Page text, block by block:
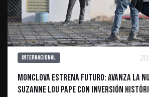
Internacional
Monclova estrena futuro: Avanza la
Suzanne Lou Pape con inversión